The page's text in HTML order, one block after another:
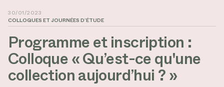
Photographie de Headway sur Unsplash
30/01/2023
COLLOQUES ET JOURNÉES D’ÉTUDE
Programme et inscription :
Colloque « Qu’est-ce qu'une
collection aujourd’hui ? »